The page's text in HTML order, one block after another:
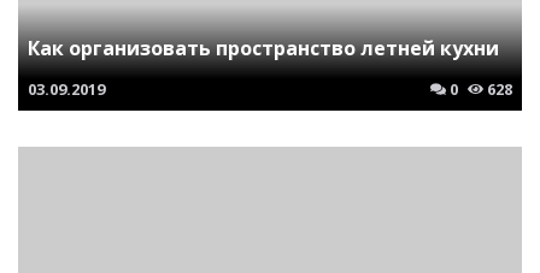
Как организовать пространство летней кухни
03.09.2019 0 628